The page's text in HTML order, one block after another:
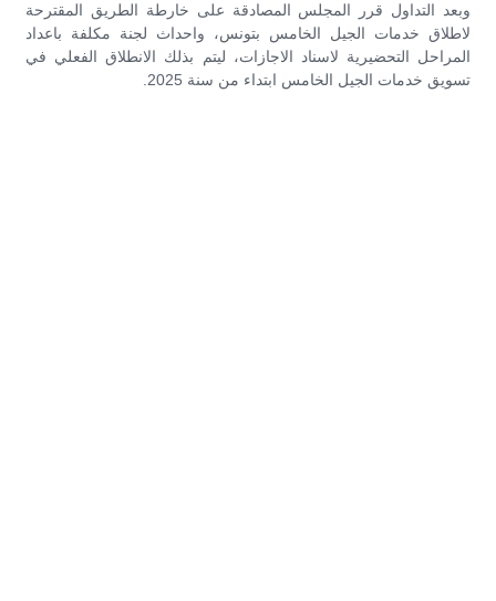
وبعد التداول قرر المجلس المصادقة على خارطة الطريق المقترحة
لاطلاق خدمات الجيل الخامس بتونس، واحداث لجنة مكلفة باعداد
المراحل التحضيرية لاسناد الاجازات، ليتم بذلك الانطلاق الفعلي في
تسويق خدمات الجيل الخامس ابتداء من سنة 2025.